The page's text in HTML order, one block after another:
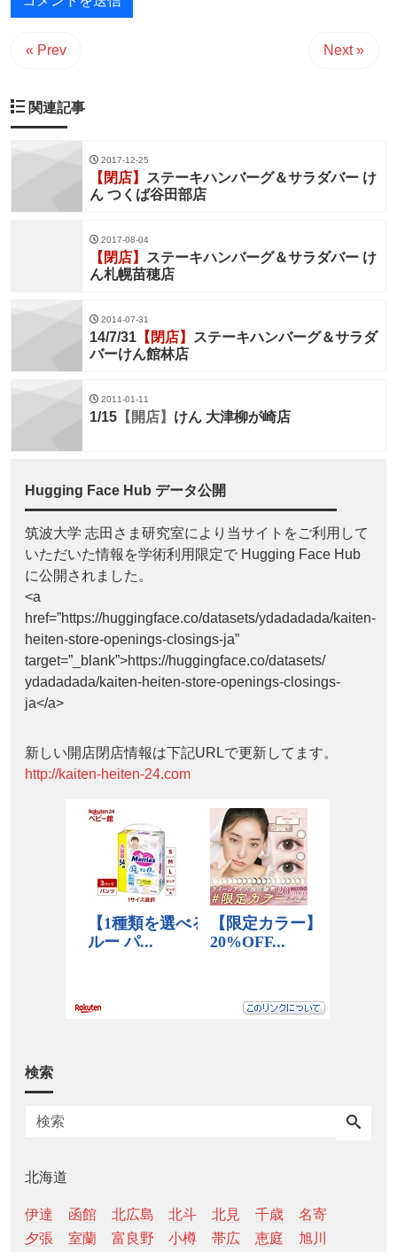
« Prev Next »
関連記事
2017-12-25
【閉店】 ステーキハンバーグ＆サラダバー け
ん つくば谷田部店
2017-08-04
【閉店】 ステーキハンバーグ＆サラダバー け
ん札幌苗穂店
2014-07-31
14/7/31 【閉店】 ステーキハンバーグ＆サラダ
バーけん館林店
2011-01-11
1/15 【開店】 けん 大津柳が崎店
Hugging Face Hub データ公開
筑波大学 志田さま研究室により当サイトをご利用して
いただいた情報を学術利用限定で Hugging Face Hub
に公開されました。
<a
href=”https://huggingface.co/datasets/ydadadada/kaiten-
heiten-store-openings-closings-ja”
target=”_blank”>https://huggingface.co/datasets/
ydadadada/kaiten-heiten-store-openings-closings-
ja</a>
新しい開店閉店情報は下記URLで更新してます。
http://kaiten-heiten-24.com
検索
北海道
伊達 函館 北広島 北斗 北見 千歳
名寄
夕張
室蘭 富良野 小樽 帯広 恵庭
旭川